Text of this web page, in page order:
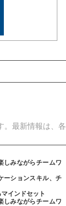
。最新情報は、各
しみながらチームワ
ーションスキル、チ
インドセット
しみながらチームワ